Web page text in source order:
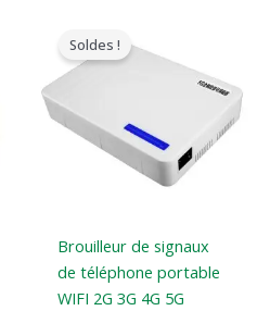
Soldes !
Brouilleur de signaux
de téléphone portable
WIFI 2G 3G 4G 5G
original
est